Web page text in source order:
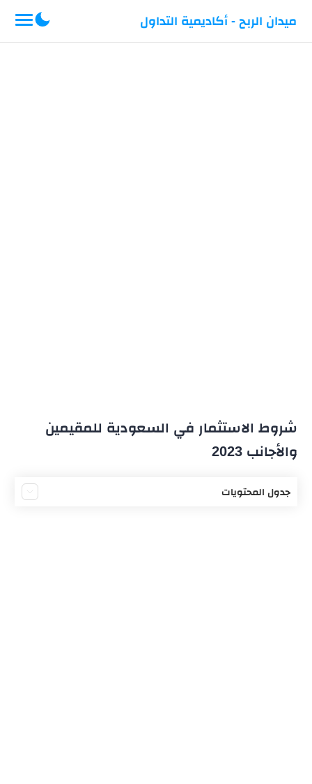
ميدان الربح - أكاديمية التداول
شروط الاستثمار في السعودية للمقيمين
والأجانب 2023
جدول المحتويات